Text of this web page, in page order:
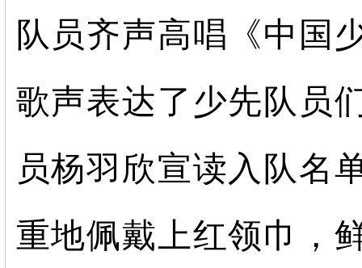
队员齐声高唱《中国
歌声表达了少先队员
员杨羽欣宣读入队名
重地佩戴上红领巾，